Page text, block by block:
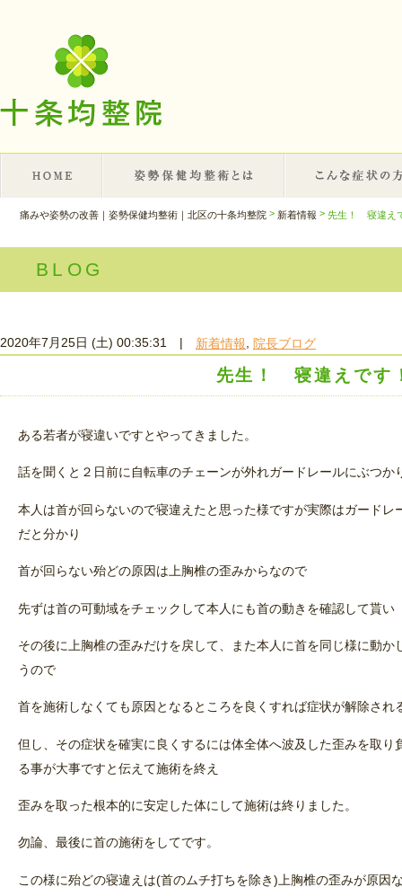
痛みや姿勢の改善｜姿勢保健均整術｜北区の十条均整院> 新着情報 > 先生！ 寝違え
BLOG
2020年7月25日 (土) 00:35:31 新着情報, 院長ブログ
先生！ 寝違えです
ある若者が寝違いですとやってきました。
話を聞くと２日前に自転車のチェーンが外れガードレールにぶつか
本人は首が回らないので寝違えたと思った様ですが実際はガードレ
だと分かり
首が回らない殆どの原因は上胸椎の歪みからなので
先ずは首の可動域をチェックして本人にも首の動きを確認して貰い
その後に上胸椎の歪みだけを戻して、また本人に首を同じ様に動
うので
首を施術しなくても原因となるところを良くすれば症状が解除され
但し、その症状を確実に良くするには体全体へ波及した歪みを取り
る事が大事ですと伝えて施術を終え
歪みを取った根本的に安定した体にして施術は終りました。
勿論、最後に首の施術をしてです。
この様に殆どの寝違えは(首のムチ打ちを除き)上胸椎の歪みが原因